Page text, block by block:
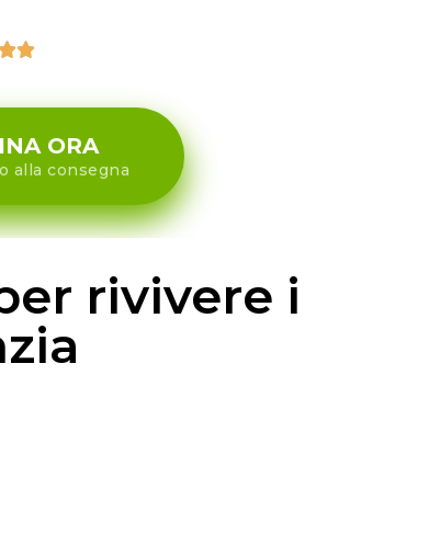

ORA
alla consegna
rivivere i